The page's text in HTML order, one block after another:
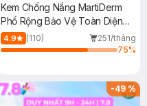
Kem Chống Nắng MartiDerm
Phổ Rộng Bảo Vệ Toàn Diện
40ml
4.9 (110)
251/tháng
75%
-49%